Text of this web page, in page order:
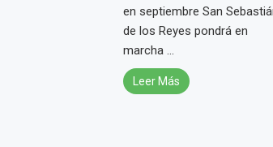
en septiembre San
de los Reyes pondrá en
marcha ...
Leer Más